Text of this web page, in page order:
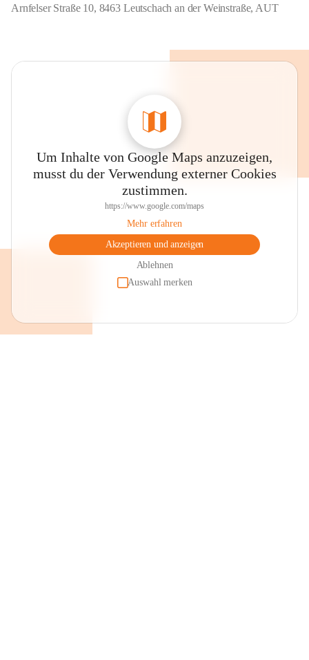
Arnfelser Straße 10, 8463 Leutschach an der Weinstraße, AUT
Um Inhalte von Google Maps anzuzeigen,
musst du der Verwendung externer Cookies
zustimmen.
https://www.google.com/maps
Mehr erfahren
Akzeptieren und anzeigen
Ablehnen
Auswahl merken